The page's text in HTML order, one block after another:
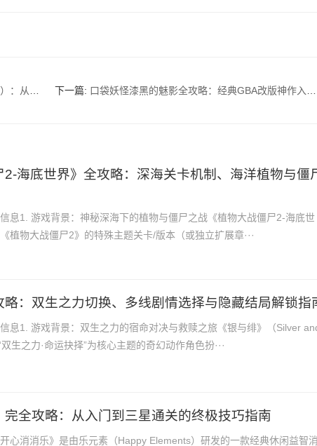
战与PVP技巧 下一篇: 口袋妖怪漆黑的魅影全攻略：经典GBA改版神作入门到精通——剧情/精灵/隐藏要素详解
2-海底世界》全攻略：深海关卡机制、海洋植物与僵
息1. 游戏背景：神秘深海下的植物与僵尸之战《植物大战僵尸2-海底世
植物大战僵尸2》的特殊主题关卡/版本（或独立扩展章···
略：双生之力切换、多线剧情选择与隐藏结局解锁指
息1. 游戏背景：双生之力的宿命对决与救赎之旅《银与绯》（Silver
生之力·命运抉择”为核心主题的奇幻动作角色扮···
完全攻略：从入门到三星通关的终极技巧指南
心消消乐》是由乐元素（Happy Elements）研发的一款经典休闲益智